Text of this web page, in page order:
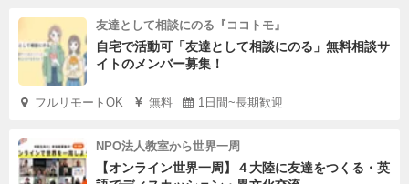
友達として相談にのる『ココトモ』
自宅で活動可「友達として相談にのる」無料相談サ
イトのメンバー募集！
フルリモートOK 無料 1日間~長期歓迎
NPO法人教室から世界一周
【オンライン世界一周】４大陸に友達をつくる・英